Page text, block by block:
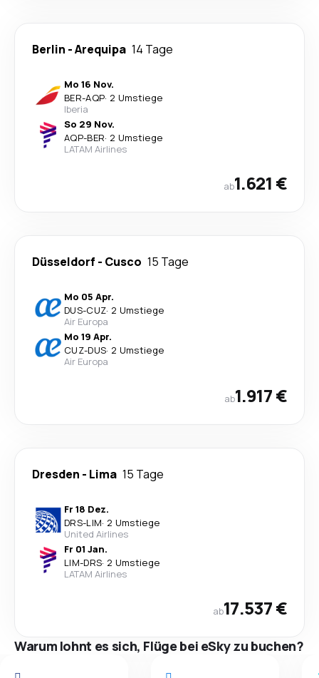
Berlin -Arequipa 14 Tage
Mo 16 Nov.
BER-AQP· 2 Umstiege
Iberia
So 29 Nov.
AQP-BER· 2 Umstiege
LATAM Airlines
ab1.621 €
Düsseldorf - Cusco 15 Tage
Mo 05 Apr.
DUS-CUZ· 2 Umstiege
Air Europa
Mo 19 Apr.
CUZ-DUS· 2 Umstiege
Air Europa
ab1.917 €
Dresden - Lima 15 Tage
Fr 18 Dez.
DRS-LIM· 2 Umstiege
United Airlines
Fr 01 Jan.
LIM-DRS· 2 Umstiege
LATAM Airlines
ab17.537 €
Warum lohnt es sich, Flüge bei eSky zu buchen?